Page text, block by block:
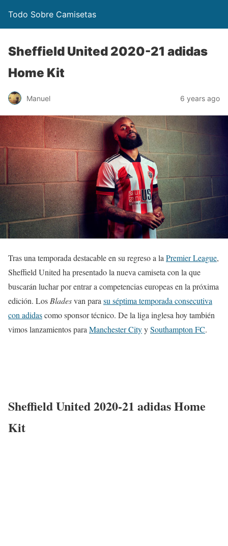
Todo Sobre Camisetas
Sheffield United 2020-21 adidas
Home Kit
Manuel 6 years ago
Tras una temporada destacable en su regreso a laPremier League,
Sheffield United ha presentado la nueva camiseta con la que
buscarán luchar por entrar a competencias europeas en la próxima
edición. LosBladesvan parasu séptima temporada consecutiva
con adidascomo sponsor técnico. De la liga inglesa hoy también
vimos lanzamientos paraManchester CityySouthampton FC.
Sheffield United 2020-21 adidas Home
Kit